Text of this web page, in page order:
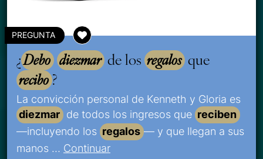
PREGUNTA
¿Debo diezmar de los regalos que
recibo ?
La convicción personal de Kenneth y Gloria es
diezmar de todos los ingresos que reciben
—incluyendo los regalos — y que llegan a sus
manos … Continuar